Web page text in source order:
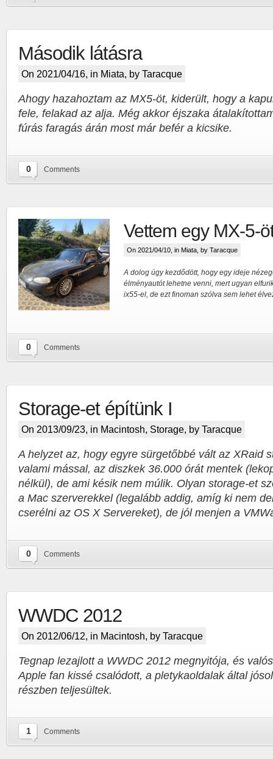
Második látásra
On 2021/04/16, in Miata, by Taracque
Ahogy hazahoztam az MX5-öt, kiderült, hogy a
fele, felakad az alja. Még akkor éjszaka
fúrás faragás árán most már befér a kicsike.
0 Comments
Vettem egy MX-5-
On 2021/04/10, in Miata , by Taracque
A dolog úgy kezdődött, hogy egy ideje
élményautót lehetne venni, mert ugyan
ix55-el, de ezt finoman szólva sem lehet
0 Comments
Storage-et építünk I
On 2013/09/23, in Macintosh, Storage, by Taracque
A helyzet az, hogy egyre sürgetőbbé vált az XRaid
valami mással, az diszkek 36.000 órát mentek
nélkül), de ami késik nem múlik. Olyan storage-et
a Mac szerverekkel (legalább addig, amíg ki nem
cserélni az OS X Servereket), de jól menjen a
0 Comments
WWDC 2012
On 2012/06/12, in Macintosh, by Taracque
Tegnap lezajlott a WWDC 2012 megnyitója, és
Apple fan kissé csalódott, a pletykaoldalak által
részben teljesültek.
1 Comments